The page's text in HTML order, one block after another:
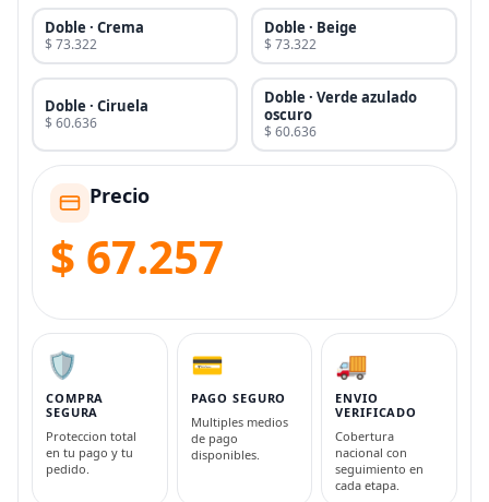
Doble · Crema
$ 73.322
Doble · Beige
$ 73.322
Doble · Ciruela
$ 60.636
Doble · Verde azulado
oscuro
$ 60.636
Precio
$ 67.257
🛡️
COMPRA
SEGURA
Proteccion total
en tu pago y tu
pedido.
💳
PAGO SEGURO
Multiples medios
de pago
disponibles.
🚚
ENVIO
VERIFICADO
Cobertura
nacional con
seguimiento en
cada etapa.